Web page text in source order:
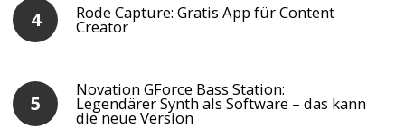
Rode Capture: Gratis App für Content
Creator
Novation GForce Bass Station:
Legendärer Synth als Software – das kann
die neue Version